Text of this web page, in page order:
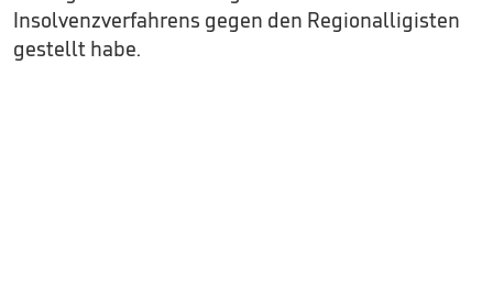
Insolvenzverfahrens gegen den Regionalligisten
gestellt habe.